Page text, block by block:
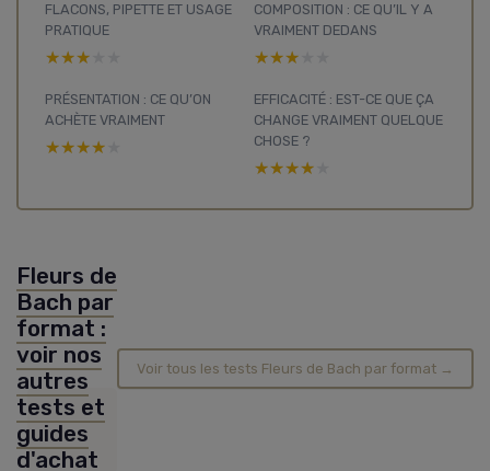
FLACONS, PIPETTE ET USAGE
PRATIQUE
★★★★★
★★★★★
COMPOSITION : CE QU’IL Y A
VRAIMENT DEDANS
★★★★★
★★★★★
PRÉSENTATION : CE QU’ON
ACHÈTE VRAIMENT
★★★★★
★★★★★
EFFICACITÉ : EST-CE QUE ÇA
CHANGE VRAIMENT QUELQUE
CHOSE ?
★★★★★
★★★★★
Fleurs de
Bach par
format :
voir nos
autres
tests et
guides
d'achat
Voir tous les tests Fleurs de Bach par format →